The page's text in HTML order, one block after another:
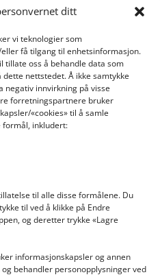
ditt
vi teknologier som
få tilgang til enhetsinformasjon.
tillate oss å behandle data som
nettstedet. Å ikke samtykke
negativ innvirkning på visse
forretningspartnere bruker
«cookies» til å samle
inkludert:
til alle disse formålene. Du
til ved å klikke på Endre
og deretter trykke «Lagre
informasjonskapsler og annen
behandler personopplysninger ved